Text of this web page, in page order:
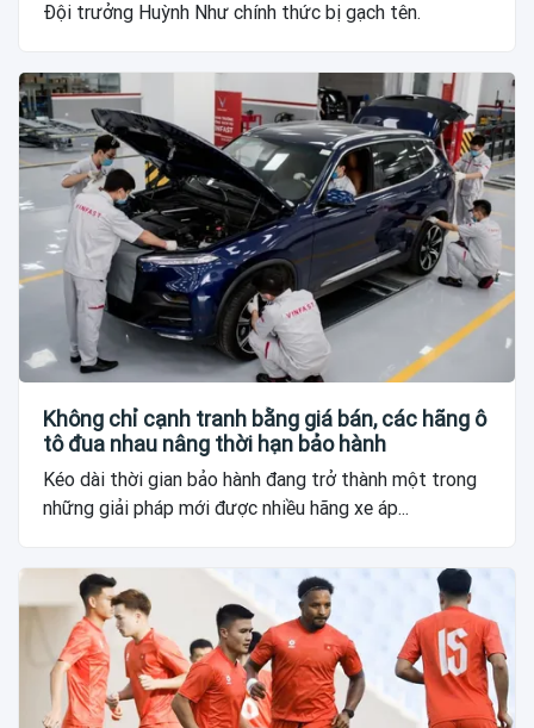
Đội trưởng Huỳnh Như chính thức bị gạch tên.
Không chỉ cạnh tranh bằng giá bán, các hãng ô
tô đua nhau nâng thời hạn bảo hành
Kéo dài thời gian bảo hành đang trở thành một trong
những giải pháp mới được nhiều hãng xe áp...